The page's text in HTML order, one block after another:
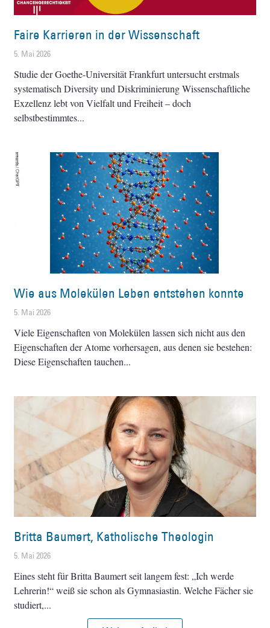
Faire Karrieren in der Wissenschaft
5. Mai 2026
Studie der Goethe-Universität Frankfurt untersucht erstmals
systematisch Diversity und Diskriminierung Wissenschaftliche
Exzellenz lebt von Vielfalt und Freiheit – doch
selbstbestimmtes
Wie aus Molekülen Leben entstehen konnte
5. Mai 2026
Viele Eigenschaften von Molekülen lassen sich nicht aus den
Eigenschaften der Atome vorhersagen, aus denen sie bestehen:
Diese Eigenschaften tauchen
Britta Baumert, Katholische Theologin
5. Mai 2026
Eines steht für Britta Baumert seit langem fest: „Ich werde
Lehrerin!“ weiß sie schon als Gymnasiastin. Welche Fächer sie
studiert,